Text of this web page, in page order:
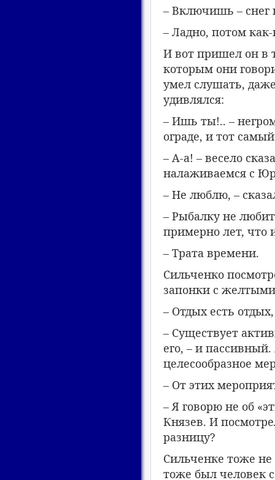
– Включишь – снег
– Ладно, потом
И вот пришел он в
которым они
умел слушать,
удивлялся:
– Ишь ты!.. –
ограде, и тот
– А-а! – весело
налаживаемся с
– Не люблю, –
– Рыбалку не
примерно лет, что
– Трата времени.
Сильченко
запонки с
– Отдых есть
– Существует
его, – и
целесообразное
– От этих
– Я говорю не об
Князев. И
разницу?
Сильченке тоже
тоже был человек